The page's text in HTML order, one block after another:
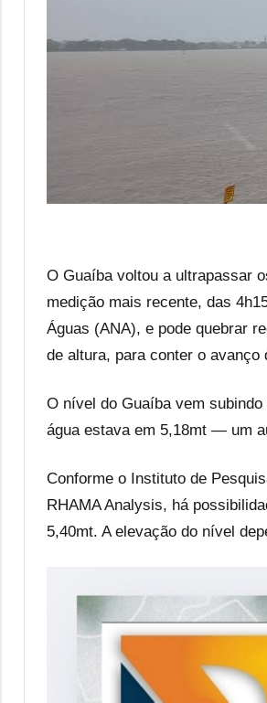
O Guaíba voltou a ultrapassar
medição mais recente, das
Águas (ANA), e pode quebrar
de altura, para conter o avanço
O nível do Guaíba vem
água estava em 5,18mt — um
Conforme o Instituto de
RHAMA Analysis, há
5,40mt. A elevação do nível